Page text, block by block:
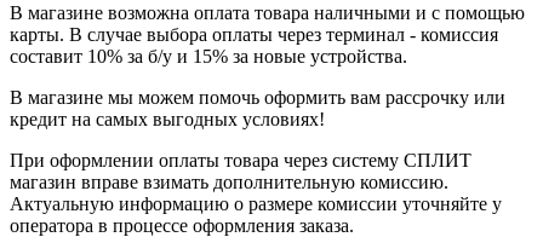
В магазине возможна оплата товара наличными и с помощью
карты. В случае выбора оплаты через терминал - комиссия
составит 10% за б/у и 15% за новые устройства.
В магазине мы можем помочь оформить вам рассрочку или
кредит на самых выгодных условиях!
При оформлении оплаты товара через систему СПЛИТ
магазин вправе взимать дополнительную комиссию.
Актуальную информацию о размере комиссии уточняйте у
оператора в процессе оформления заказа.